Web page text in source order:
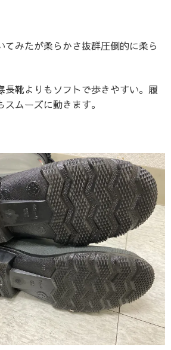
てみたが柔らかさ抜群圧倒的に柔ら
長靴よりもソフトで歩きやすい。履
ムーズに動きます。